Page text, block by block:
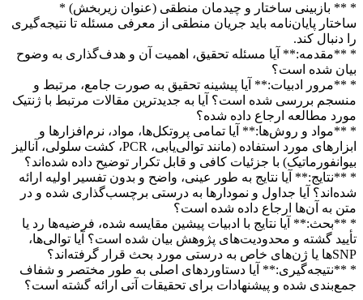
* ** بازبینی ساختار و چیدمان منطقی (عنوان زیربخش) *
ساختار پایان‌نامه باید جریان منطقی از معرفی مسئله تا نتیجه‌گیری
را دنبال کند.
* **مقدمه:** آیا مسئله تحقیق، اهمیت آن و هدف‌گذاری به وضوح
بیان شده است؟
* **مرور ادبیات:** آیا پیشینه تحقیق به صورت جامع، مرتبط و
منسجم بررسی شده است؟ آیا به جدیدترین مقالات مرتبط با ژنتیک
مورد مطالعه ارجاع داده شده؟
* **مواد و روش‌ها:** آیا تمامی پروتکل‌ها، مواد، نرم‌افزارها و
ابزارهای مورد استفاده (مانند توالی‌یابی، PCR، کشت سلولی، آنالیز
بیوانفورماتیک) با جزئیات کافی و قابل تکرار توضیح داده شده‌اند؟
* **نتایج:** آیا نتایج به طور عینی، واضح و بدون تفسیر اولیه ارائه
شده‌اند؟ آیا جداول و نمودارها به درستی برچسب‌گذاری شده و در
متن به آن‌ها ارجاع داده شده است؟
* **بحث:** آیا نتایج با ادبیات پیشین مقایسه شده، فرضیه‌ها رد یا
تأیید گشته و محدودیت‌های پژوهش بیان شده است؟ آیا توالی‌ها،
SNPها یا ژن‌های خاص به درستی مورد بحث قرار گرفته‌اند؟
* **نتیجه‌گیری:** آیا دستاوردهای اصلی به طور مختصر و شفاف
جمع‌بندی شده و پیشنهادات برای تحقیقات آتی ارائه گشته است؟